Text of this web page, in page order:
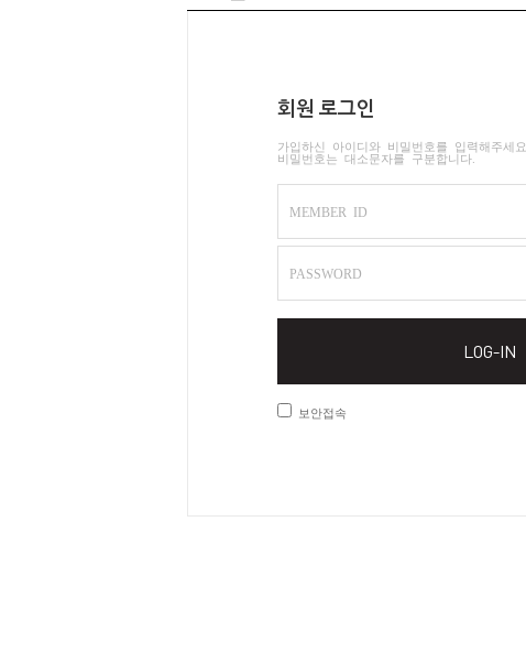
회원 로그인
가입하신 아이디와 비밀번호를 입력해주세요.
비밀번호는 대소문자를 구분합니다.
MEMBER ID
PASSWORD
LOG-IN
보안접속